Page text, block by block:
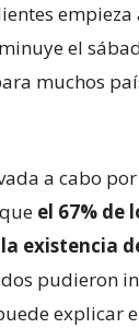
el
muchos
a cabo
el 67% de
existencia
pudieron
explicar